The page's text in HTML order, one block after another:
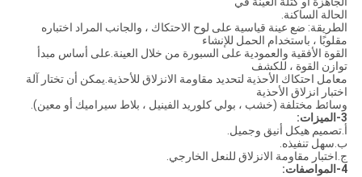
الحالة الساكنة.
الطريقة: ضع عينة قياسية على لوح الاحتكاك ، والجانب المراد اختباره
مقلوبًا ، باستخدام الحمل للإنشاء
القوة الأفقية والعمودية على السبورة من خلال العينة.على أساس مبدأ
توازن القوة ، للكشف
معامل احتكاك الأحذية لتحديد مقاومة الانزلاق للأحذية.يمكن أن تختار آلة
اختبار انزلاق الأحذية
وسائط مختلفة (خشب ، بولي كلوريد الفينيل ، بلاط سيراميك أو معين).
3-الميزات:
أ.تصميم هيكل أنيق وجميل.
ب.سهل تنفيذه.
ج.اختبار مقاومة الانزلاق للنعل الخارجي.
4-المواصفات: